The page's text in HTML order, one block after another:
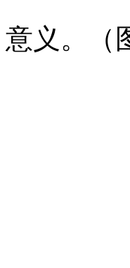
意义。（